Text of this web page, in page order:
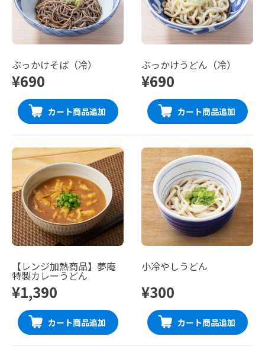
ぶっかけそば（冷）
¥690
カート商品追加
ぶっかけうどん（冷）
¥690
カート商品追加
【レンジ加熱商品】夢庵
特製カレーうどん
¥1,390
カート商品追加
小冷やしうどん
¥300
カート商品追加